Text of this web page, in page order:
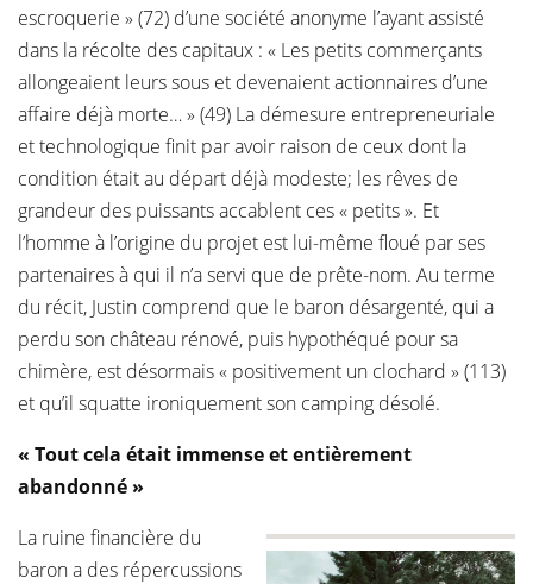
escroquerie » (72) d’une société anonyme l’ayant assisté
dans la récolte des capitaux : « Les petits commerçants
allongeaient leurs sous et devenaient actionnaires d’une
affaire déjà morte… » (49) La démesure entrepreneuriale
et technologique finit par avoir raison de ceux dont la
condition était au départ déjà modeste; les rêves de
grandeur des puissants accablent ces « petits ». Et
l’homme à l’origine du projet est lui-même floué par ses
partenaires à qui il n’a servi que de prête-nom. Au terme
du récit, Justin comprend que le baron désargenté, qui a
perdu son château rénové, puis hypothéqué pour sa
chimère, est désormais « positivement un clochard » (113)
et qu’il squatte ironiquement son camping désolé.
« Tout cela était immense et entièrement
abandonné »
La ruine financière du
baron a des répercussions